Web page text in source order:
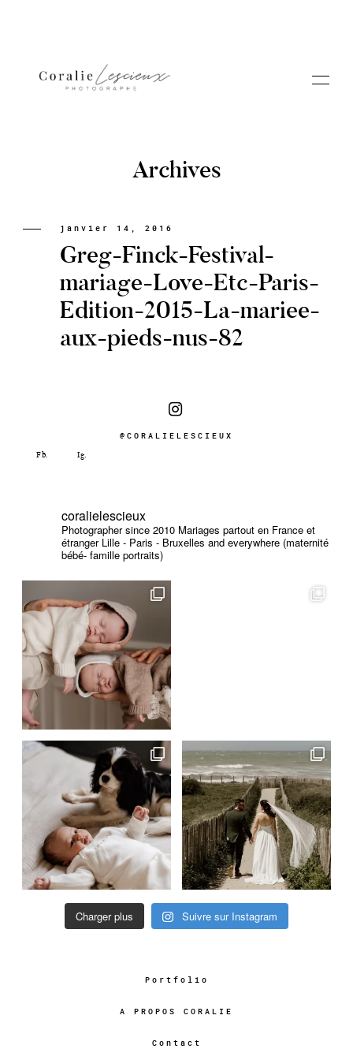
Portfolio
A PROPOS CORALIE
Archives
janvier 14, 2016
Greg-Finck-Festival-
mariage-Love-Etc-Paris-
Edition-2015-La-mariee-
aux-pieds-nus-82
@CORALIELESCIEUX
coralielescieux
Photographer since 2010 Mariages partout en France et
étranger Lille - Paris - Bruxelles and everywhere (maternité
bébé- famille portraits)
Charger plus Suivre sur Instagram
Portfolio
A PROPOS CORALIE
Contact